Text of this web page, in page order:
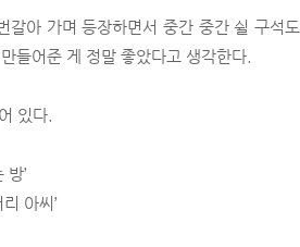
아 가며 등장하면서 중간 중간 쉴 구석
들어준 게 정말 좋았다고 생각한다.
있다.
’
아씨’